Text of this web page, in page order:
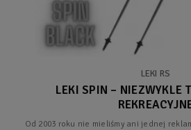
LEKI RS
LEKI SPIN – NIEZWYKLE
Od 2003 roku nie mieliśmy ani jednej